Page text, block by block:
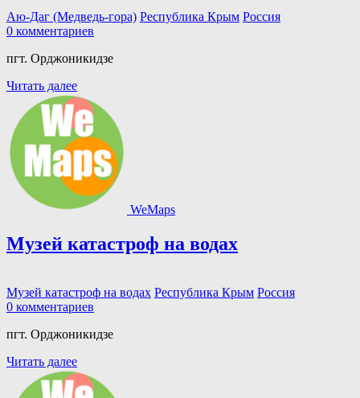
Аю-Даг (Медведь-гора) Республика Крым Россия
0 комментариев
пгт. Орджоникидзе
Читать далее
WeMaps
Музей катастроф на водах
Музей катастроф на водах Республика Крым Россия
0 комментариев
пгт. Орджоникидзе
Читать далее